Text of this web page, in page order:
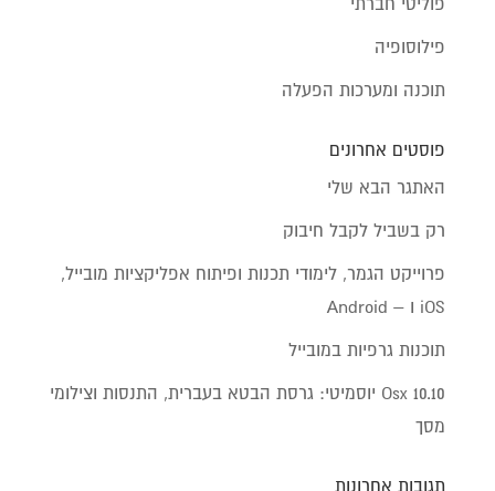
פילוסופיה
תוכנה ומערכות הפעלה
פוסטים אחרונים
האתגר הבא שלי
רק בשביל לקבל חיבוק
פרוייקט הגמר, לימודי תכנות ופיתוח אפליקציות מובייל,
iOS ו – Android
תוכנות גרפיות במובייל
Osx 10.10 יוסמיטי: גרסת הבטא בעברית, התנסות וצילומי
מסך
תגובות אחרונות